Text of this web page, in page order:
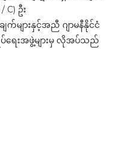
ဦး
များနှင့်အညီ ဂျာမနီနိုင်ငံ
ရေးအဖွဲ့များမှ လိုအပ်သည်